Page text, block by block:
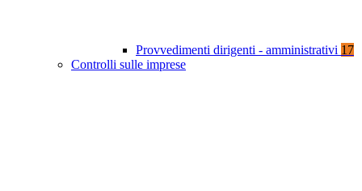
Provvedimenti dirigenti - amministrativi 17
Controlli sulle imprese